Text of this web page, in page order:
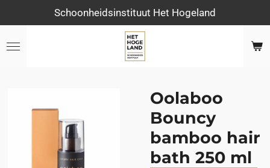
direct
naar
Schoonheidsinstituut Het Hogeland
Oolaboo
Bouncy
bamboo hair
bath 250 ml